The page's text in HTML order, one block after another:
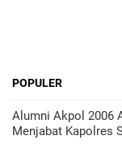
POPULER
Alumni Akpol 2006
Menjabat Kapolres